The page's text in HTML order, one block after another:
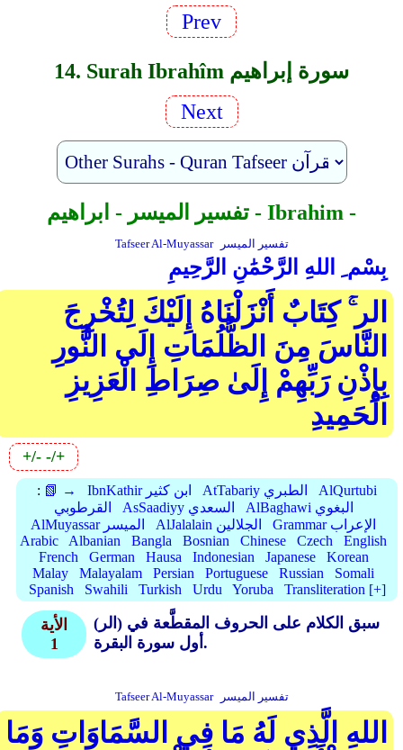
Prev
14. Surah Ibrahîm سورة إبراهيم
Next
تفسير الميسر - ابراهيم - Ibrahim -
Tafseer Al-Muyassar تفسير الميسر
بِسْم ِ اللهِ الرَّحْمَٰنِ الرَّحِيمِ
الر ۚ كِتَابٌ أَنْزَلْنَاهُ إِلَيْكَ لِتُخْرِجَ
النَّاسَ مِنَ الظُّلُمَاتِ إِلَى النُّورِ
بِإِذْنِ رَبِّهِمْ إِلَىٰ صِرَاطِ الْعَزِيزِ
الْحَمِيدِ
+/- -/+
: 📗 → IbnKathir ابن كثير AtTabariy الطبري
AlQurtubi
القرطوبي
AsSaadiyy السعدي
AlBaghawi البغوي
AlMuyassar الميسر
AlJalalain الجلالين
Grammar الإعراب
Arabic
Albanian Bangla Bosnian Chinese Czech
English
French
German Hausa Indonesian Japanese
Korean
Malay
Malayalam Persian Portuguese Russian
Somali
Spanish
Swahili Turkish Urdu Yoruba Transliteration [+]
الأية
1
(الر) سبق الكلام على الحروف المقطَّعة في
أول سورة البقرة.
Tafseer Al-Muyassar تفسير الميسر
اللهِ الَّذِي لَهُ مَا فِي السَّمَاوَاتِ وَمَا